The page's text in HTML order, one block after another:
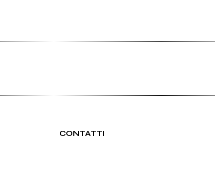
CONTATTI